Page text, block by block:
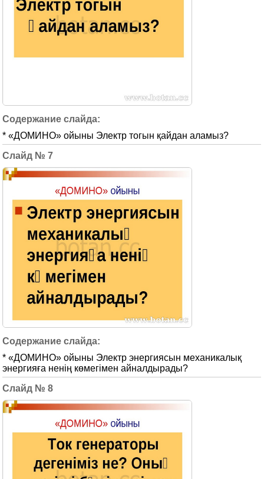
* «ДОМИНО» ойыны Электр тогын қайдан аламыз?
7
* «ДОМИНО» ойыны Электр энергиясын механикалық
энергияға ненің көмегімен айналдырады?
8